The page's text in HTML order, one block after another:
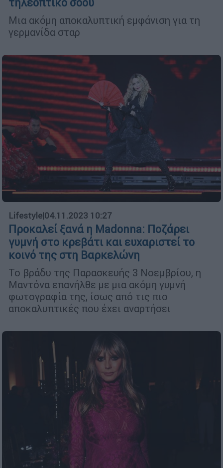
Μια ακόμη αποκαλυπτική εμφάνιση για τη
γερμανίδα σταρ
Lifestyle|04.11.2023 10:27
Προκαλεί ξανά η Madonna: Ποζάρει
γυμνή στο κρεβάτι και ευχαριστεί το
κοινό της στη Βαρκελώνη
Το βράδυ της Παρασκευής 3 Νοεμβρίου, η
Μαντόνα επανήλθε με μια ακόμη γυμνή
φωτογραφία της, ίσως από τις πιο
αποκαλυπτικές που έχει αναρτήσει